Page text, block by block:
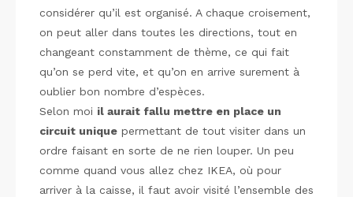
considérer qu’il est organisé. A chaque croisement,
on peut aller dans toutes les directions, tout en
changeant constamment de thème, ce qui fait
qu’on se perd vite, et qu’on en arrive surement à
oublier bon nombre d’espèces.
Selon moi il aurait fallu mettre en place un
circuit unique permettant de tout visiter dans un
ordre faisant en sorte de ne rien louper. Un peu
comme quand vous allez chez IKEA, où pour
arriver à la caisse, il faut avoir visité l’ensemble des